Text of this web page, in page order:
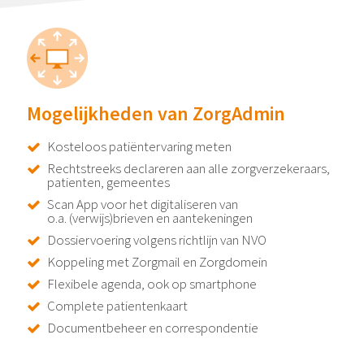
Mogelijkheden van ZorgAdmin
Kosteloos patiëntervaring meten
Rechtstreeks declareren aan alle zorgverzekeraars,
patienten, gemeentes
Scan App voor het digitaliseren van
o.a. (verwijs)brieven en aantekeningen
Dossiervoering volgens richtlijn van NVO
Koppeling met Zorgmail en Zorgdomein
Flexibele agenda, ook op smartphone
Complete patientenkaart
Documentbeheer en correspondentie